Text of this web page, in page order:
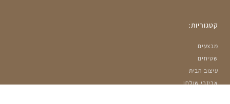
קטגוריות:
מבצעים
שטיחים
עיצוב הבית
אביזרי שולחן